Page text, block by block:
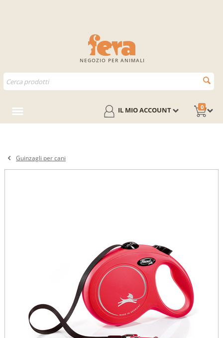
NEGOZIO PER ANIMALI
0
IL MIO ACCOUNT
Guinzagli per cani